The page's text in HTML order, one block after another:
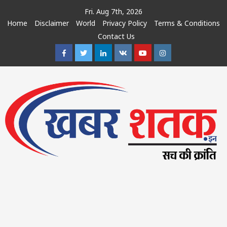
Fri. Aug 7th, 2026
Home
Disclaimer World Privacy Policy
Terms & Conditions
Contact Us
FacebookTwitterLinkedin
VK YoutubeInstagram